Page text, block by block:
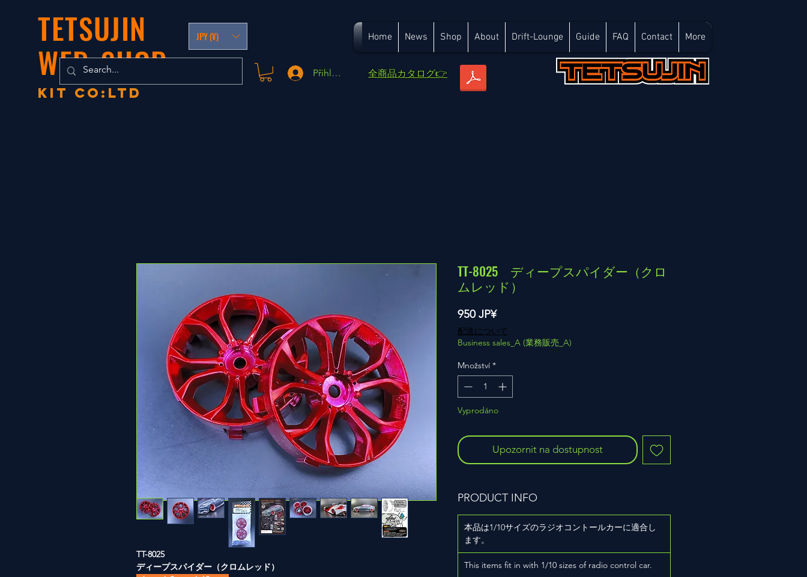
TETSUJIN
WEB-SHOP
KIT co:LTD
JPY (¥) Home News Shop About Drift-Lounge Guide FAQ Contact More
Přihlásit se ​全商品カタログ👉
TT-8025
ディープスパイダー（クロムレッド）
TT-8025 ディープスパイダー（クロ
ムレッド）
950 JP¥Cena
配送について
Business sales_A (業務販売_A)
Množství *
Vyprodáno
Upozornit na dostupnost
PRODUCT INFO
本品は1/10サイズのラジオコントールカーに適合し
ます。
This items fit in with 1/10 sizes of radio control car.